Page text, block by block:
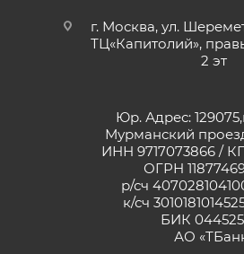
г. Москва, ул.
ТЦ«Капитолий»,
2 эт
Юр. Адрес:
Мурманский
ИНН 9717073866 /
ОГРН
р/сч
к/сч
БИК
АО